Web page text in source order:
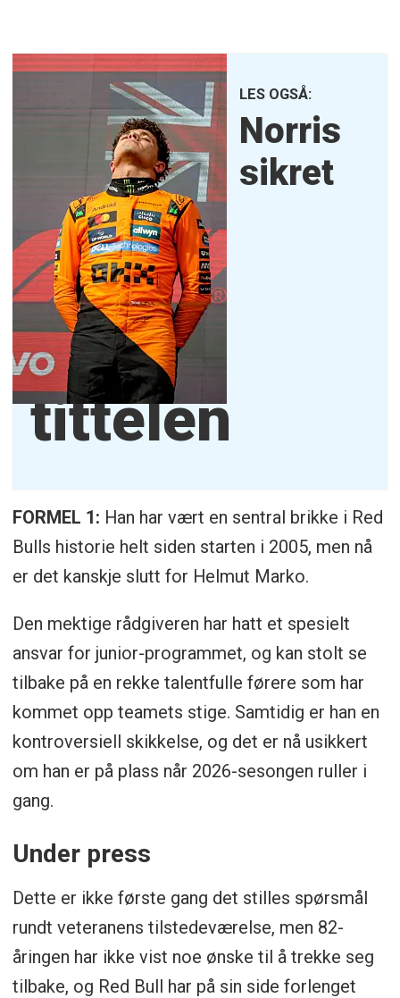
LES OGSÅ:
Norris
sikret
tittelen
FORMEL 1: Han har vært en sentral brikke i Red
Bulls historie helt siden starten i 2005, men nå
er det kanskje slutt for Helmut Marko.
Den mektige rådgiveren har hatt et spesielt
ansvar for junior-programmet, og kan stolt se
tilbake på en rekke talentfulle førere som har
kommet opp teamets stige. Samtidig er han en
kontroversiell skikkelse, og det er nå usikkert
om han er på plass når 2026-sesongen ruller i
gang.
Under press
Dette er ikke første gang det stilles spørsmål
rundt veteranens tilstedeværelse, men 82-
åringen har ikke vist noe ønske til å trekke seg
tilbake, og Red Bull har på sin side forlenget